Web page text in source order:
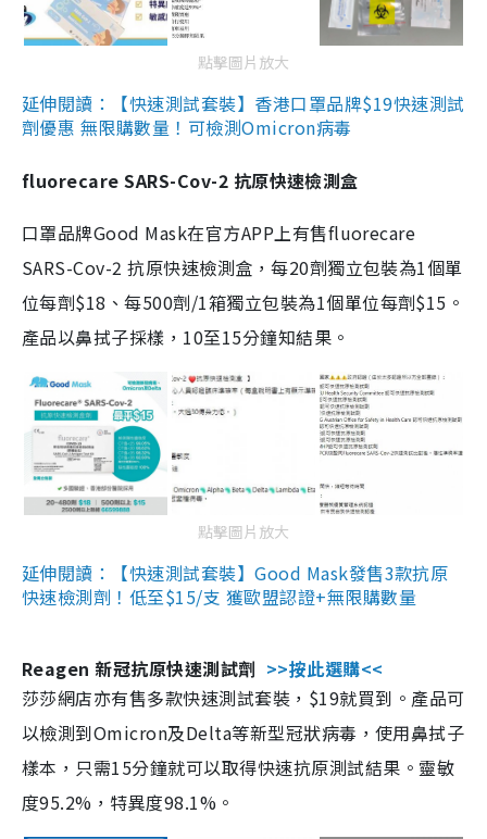
點擊圖片放大
延伸閱讀：【快速測試套裝】香港口罩品牌$19快速測試
劑優惠 無限購數量！可檢測Omicron病毒
fluorecare SARS-Cov-2 抗原快速檢測盒
口罩品牌Good Mask在官方APP上有售fluorecare
SARS-Cov-2 抗原快速檢測盒，每20劑獨立包裝為1個單
位每劑$18、每500劑/1箱獨立包裝為1個單位每劑$15。
產品以鼻拭子採樣，10至15分鐘知結果。
點擊圖片放大
延伸閱讀：【快速測試套裝】Good Mask發售3款抗原
快速檢測劑！低至$15/支 獲歐盟認證+無限購數量
Reagen 新冠抗原快速測試劑 >>按此選購<<
莎莎網店亦有售多款快速測試套裝，$19就買到。產品可
以檢測到Omicron及Delta等新型冠狀病毒，使用鼻拭子
樣本，只需15分鐘就可以取得快速抗原測試結果。靈敏
度95.2%，特異度98.1%。